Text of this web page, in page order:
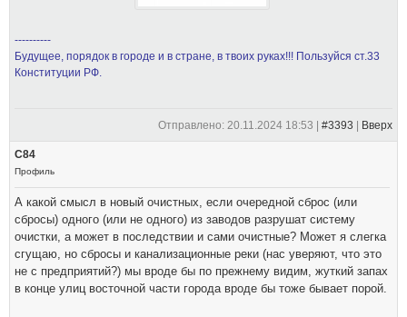
----------
Будущее, порядок в городе и в стране, в твоих руках!!! Пользуйся ст.33
Конституции РФ.
Отправлено: 20.11.2024 18:53 | #3393 Вверх
С84
Профиль
А какой смысл в новый очистных, если очередной сброс (или
сбросы) одного (или не одного) из заводов разрушат систему
очистки, а может в последствии и сами очистные? Может я слегка
сгущаю, но сбросы и канализационные реки (нас уверяют, что это
не с предприятий?) мы вроде бы по прежнему видим, жуткий запах
в конце улиц восточной части города вроде бы тоже бывает порой.